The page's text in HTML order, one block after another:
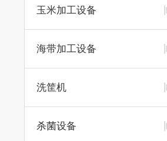
玉米加工设备
海带加工设备
洗筐机
杀菌设备